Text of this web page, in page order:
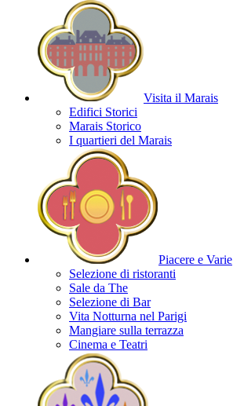
Visita il Marais
Edifici Storici
Marais Storico
I quartieri del Marais
Piacere e Varie
Selezione di ristoranti
Sale da The
Selezione di Bar
Vita Notturna nel Parigi
Mangiare sulla terrazza
Cinema e Teatri